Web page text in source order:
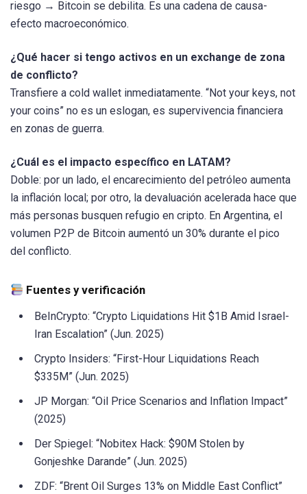
riesgo → Bitcoin se debilita. Es una cadena de causa-
efecto macroeconómico.
¿Qué hacer si tengo activos en un exchange de zona
de conflicto?
Transfiere a cold wallet inmediatamente. “Not your keys, not
your coins” no es un eslogan, es supervivencia financiera
en zonas de guerra.
¿Cuál es el impacto específico en LATAM?
Doble: por un lado, el encarecimiento del petróleo aumenta
la inflación local; por otro, la devaluación acelerada hace que
más personas busquen refugio en cripto. En Argentina, el
volumen P2P de Bitcoin aumentó un 30% durante el pico
del conflicto.
Fuentes y verificación
BeInCrypto: “Crypto Liquidations Hit $1B Amid Israel-
Iran Escalation” (Jun. 2025)
Crypto Insiders: “First-Hour Liquidations Reach
$335M” (Jun. 2025)
JP Morgan: “Oil Price Scenarios and Inflation Impact”
(2025)
Der Spiegel: “Nobitex Hack: $90M Stolen by
Gonjeshke Darande” (Jun. 2025)
ZDF: “Brent Oil Surges 13% on Middle East Conflict”